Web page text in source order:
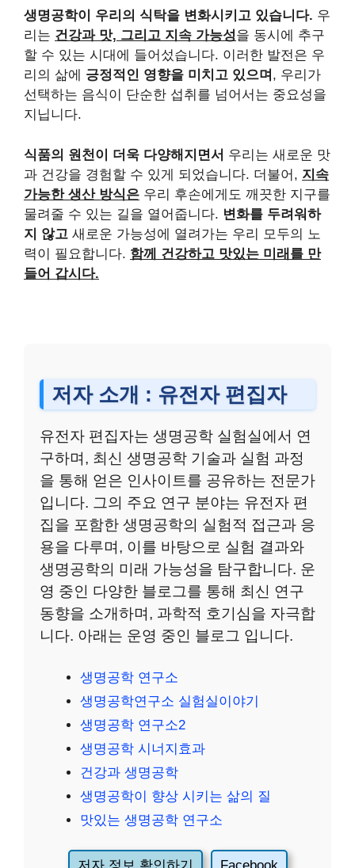
생명공학이 우리의 식탁을 변화시키고 있습니다. 우
리는 건강과 맛, 그리고 지속 가능성을 동시에 추구
할 수 있는 시대에 들어섰습니다. 이러한 발전은 우
리의 삶에 긍정적인 영향을 미치고 있으며 , 우리가
선택하는 음식이 단순한 섭취를 넘어서는 중요성을
지닙니다.
식품의 원천이 더욱 다양해지면서 우리는 새로운 맛
과 건강을 경험할 수 있게 되었습니다. 더불어, 지속
가능한 생산 방식은 우리 후손에게도 깨끗한 지구를
물려줄 수 있는 길을 열어줍니다. 변화를 두려워하
지 않고 새로운 가능성에 열려가는 우리 모두의 노
력이 필요합니다. 함께 건강하고 맛있는 미래를 만
들어 갑시다.
저자 소개 : 유전자 편집자
유전자 편집자는 생명공학 실험실에서 연
구하며, 최신 생명공학 기술과 실험 과정
을 통해 얻은 인사이트를 공유하는 전문가
입니다. 그의 주요 연구 분야는 유전자 편
집을 포함한 생명공학의 실험적 접근과 응
용을 다루며, 이를 바탕으로 실험 결과와
생명공학의 미래 가능성을 탐구합니다. 운
영 중인 다양한 블로그를 통해 최신 연구
동향을 소개하며, 과학적 호기심을 자극합
니다. 아래는 운영 중인 블로그 입니다.
생명공학 연구소
생명공학연구소 실험실이야기
생명공학 연구소2
생명공학 시너지효과
건강과 생명공학
생명공학이 향상 시키는 삶의 질
맛있는 생명공학 연구소